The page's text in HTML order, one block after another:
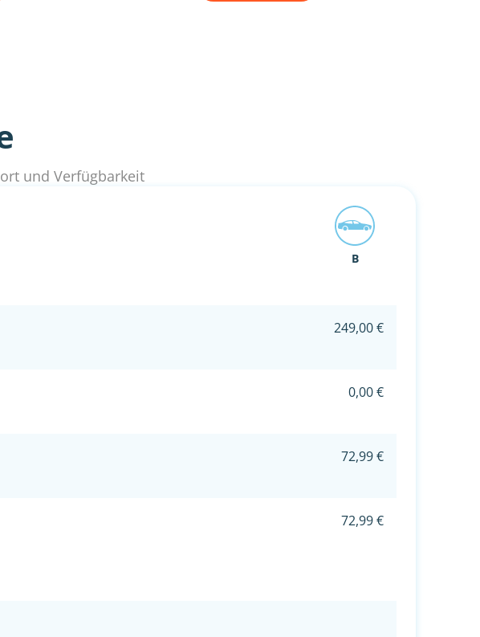
und Verfügbarkeit
B
249,00 €
0,00 €
72,99 €
72,99 €